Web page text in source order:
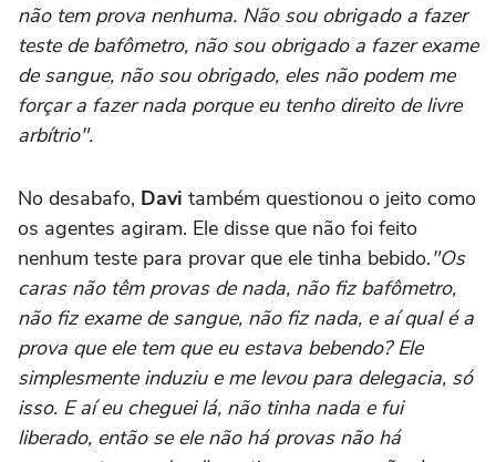
não tem prova nenhuma. Não sou obrigado a fazer
teste de bafômetro, não sou obrigado a fazer exame
de sangue, não sou obrigado, eles não podem me
forçar a fazer nada porque eu tenho direito de livre
arbítrio".
No desabafo, Davi também questionou o jeito como
os agentes agiram. Ele disse que não foi feito
nenhum teste para provar que ele tinha bebido."Os
caras não têm provas de nada, não fiz bafômetro,
não fiz exame de sangue, não fiz nada, e aí qual é a
prova que ele tem que eu estava bebendo? Ele
simplesmente induziu e me levou para delegacia, só
isso. E aí eu cheguei lá, não tinha nada e fui
liberado, então se ele não há provas não há